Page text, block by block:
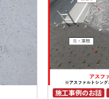
施工事例のお話